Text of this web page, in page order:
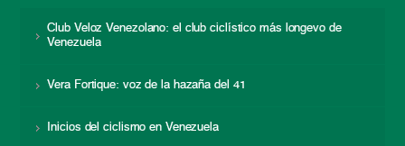
Club Veloz Venezolano: el club ciclístico más longevo de
Venezuela
Vera Fortique: voz de la hazaña del 41
Inicios del ciclismo en Venezuela